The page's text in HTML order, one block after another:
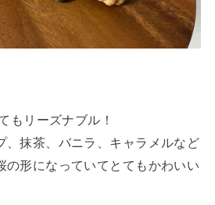
もリーズナブル！
、抹茶、バニラ、キャラメルなど
の形になっていてとてもかわいい